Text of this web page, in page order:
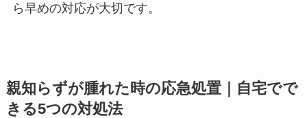
ら早めの対応が大切です。
親知らずが腫れた時の応急処置｜自宅でで
きる5つの対処法